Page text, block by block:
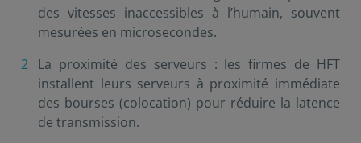
des vitesses inaccessibles à l’humain, souvent
mesurées en microsecondes.
La proximité des serveurs : les firmes de HFT
installent leurs serveurs à proximité immédiate
des bourses (colocation) pour réduire la latence
de transmission.